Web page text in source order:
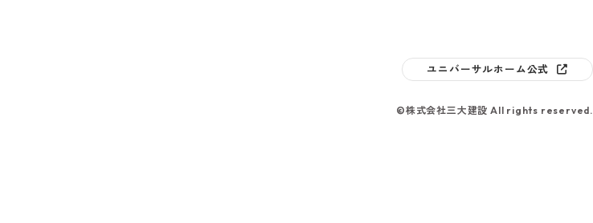
ユニバーサルホーム公式
©株式会社三大建設 All rights reserved.